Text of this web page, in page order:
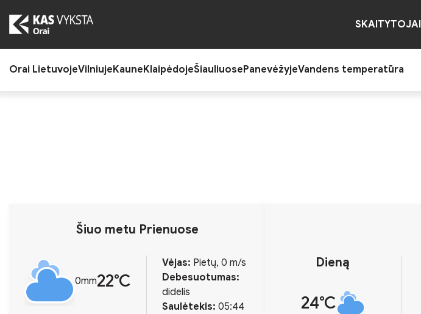
to
the
SKAITYTOJAI
Orai LietuvojeVilniujeKauneKlaipėdojeŠiauliuosePanevėžyjeVandens temperatūra
Šiuo metu Prienuose
0mm22℃
Vėjas: Pietų, 0 m/s
Debesuotumas:
didelis
Saulėtekis: 05:44
Dieną
24℃